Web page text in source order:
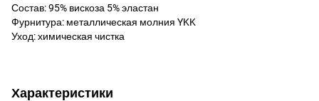
Состав: 95% вискоза 5% эластан
Фурнитура: металлическая молния YKK
Уход: химическая чистка
Характеристики